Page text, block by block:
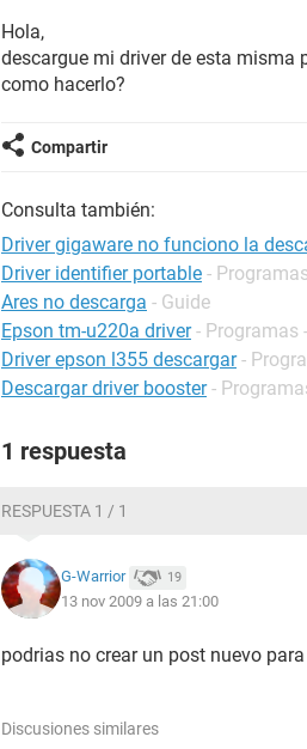
Hola,
descargue mi driver de esta
como hacerlo?
Compartir
Consulta también:
Driver gigaware no funciono la
Driver identifier portable -
Ares no descarga - Guide
Epson tm-u220a driver - Programas
Driver epson l355 descargar -
Descargar driver booster -
1 respuesta
RESPUESTA 1 / 1
G-Warrior 19
13 nov 2009 a las 21:00
podrias no crear un post nuevo
Discusiones similares